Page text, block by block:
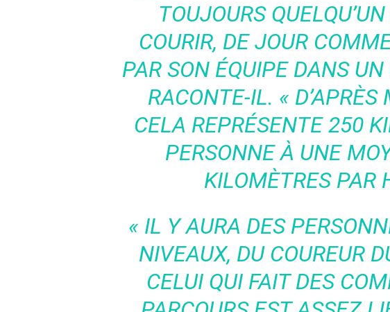
TOUJOURS
COURIR, DE JOUR
PAR SON ÉQUIPE DANS
RACONTE-IL. «
CELA REPRÉSENTE 250
PERSONNE À UNE
KILOMÈTRES PAR
« IL Y AURA DES
NIVEAUX, DU COUREUR
CELUI QUI FAIT DES